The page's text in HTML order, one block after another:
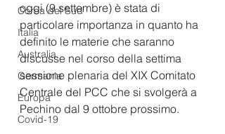
Corea del Sud
Italia
Australia
Germania
Europa
Covid-19
oggi (9 settembre) è stata di
particolare importanza in quanto ha
definito le materie che saranno
discusse nel corso della settima
sessione plenaria del XIX Comitato
Centrale del PCC che si svolgerà a
Pechino dal 9 ottobre prossimo.